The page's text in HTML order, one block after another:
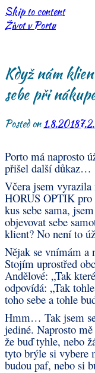
Skip to content
Život v Portu
Když nám
sebe při
Posted on1.8.2018
Porto má naprosto
přišel další důkaz…
Včera jsem
HORUS OPTIK pro
kus sebe sama,
objevovat sebe
klient? No není to
Nějak se vnímám a
Stojím uprostřed
Andělové: „Tak
odpovídá: „Tak
toho sebe a tohle
Hmm… Tak jsem
jediné. Naprosto
že buď tyhle, nebo
tyto brýle si vybere
budou paf, nebo si